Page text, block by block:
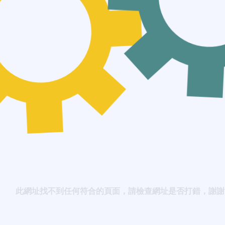
此網址找不到任何符合的頁面，請檢查網址是否打錯，謝謝